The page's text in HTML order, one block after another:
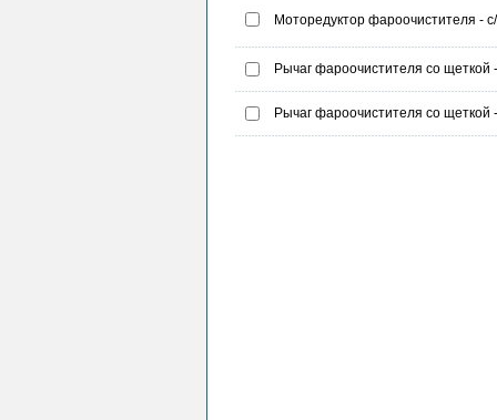
Моторедуктор фароочистителя -
Рычаг фароочистителя со щеткой
Рычаг фароочистителя со щеткой